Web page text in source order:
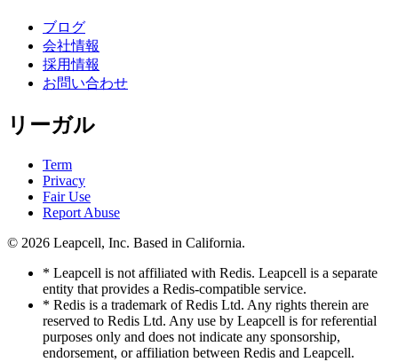
ブログ
会社情報
採用情報
お問い合わせ
リーガル
Term
Privacy
Fair Use
Report Abuse
© 2026 Leapcell, Inc. Based in California.
* Leapcell is not affiliated with Redis. Leapcell is a separate
entity that provides a Redis-compatible service.
* Redis is a trademark of Redis Ltd. Any rights therein are
reserved to Redis Ltd. Any use by Leapcell is for referential
purposes only and does not indicate any sponsorship,
endorsement, or affiliation between Redis and Leapcell.